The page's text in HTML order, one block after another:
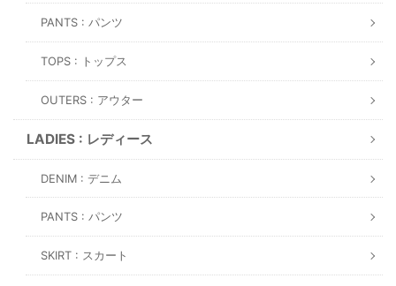
PANTS : パンツ
TOPS : トップス
OUTERS : アウター
LADIES : レディース
DENIM : デニム
PANTS : パンツ
SKIRT : スカート